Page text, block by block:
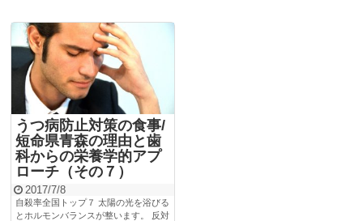
うつ病防止対策の食事/
短命県青森の理由と歯
科からの栄養学的アプ
ローチ（その７）
2017/7/8
自殺率全国トップ７ 太陽の光を浴びる
とホルモンバランスが整います。 反対